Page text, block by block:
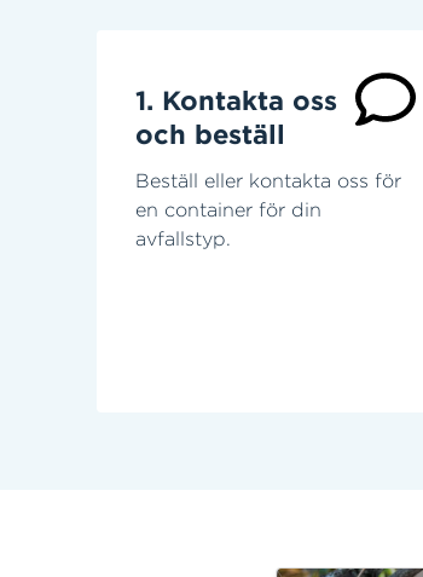
1. Kontakta oss
och beställ
Beställ eller kontakta oss för
en container för din
avfallstyp.